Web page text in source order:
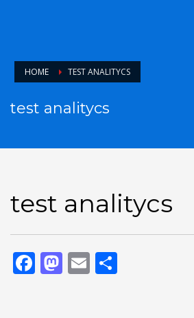
HOME TEST ANALITYCS
test analitycs
test analitycs
Facebook
Mastodon
Email